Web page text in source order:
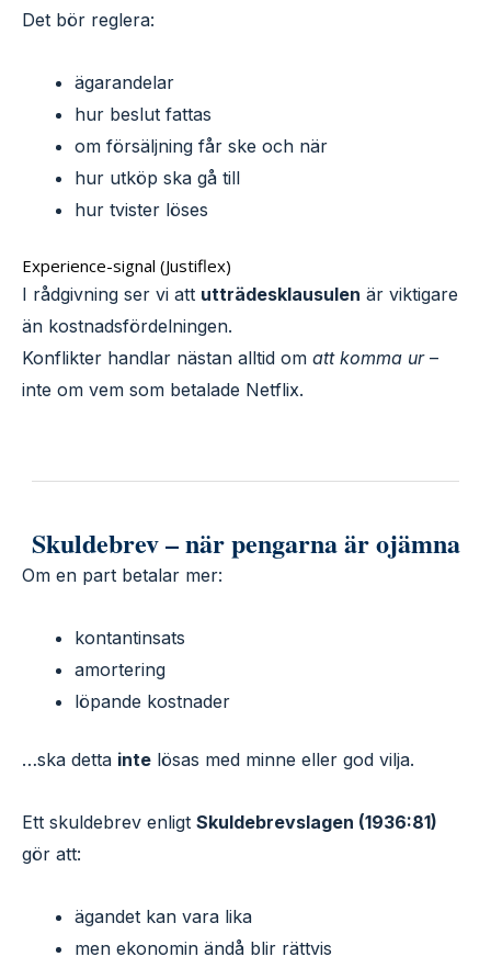
Det bör reglera:
ägarandelar
hur beslut fattas
om försäljning får ske och när
hur utköp ska gå till
hur tvister löses
Experience-signal (Justiflex)
I rådgivning ser vi att utträdesklausulen är viktigare
än kostnadsfördelningen.
Konflikter handlar nästan alltid om att komma ur–
inte om vem som betalade Netflix.
Skuldebrev – när pengarna är ojämna
Om en part betalar mer:
kontantinsats
amortering
löpande kostnader
…ska detta inte lösas med minne eller god vilja.
Ett skuldebrev enligt Skuldebrevslagen (1936:81)
gör att:
ägandet kan vara lika
men ekonomin ändå blir rättvis